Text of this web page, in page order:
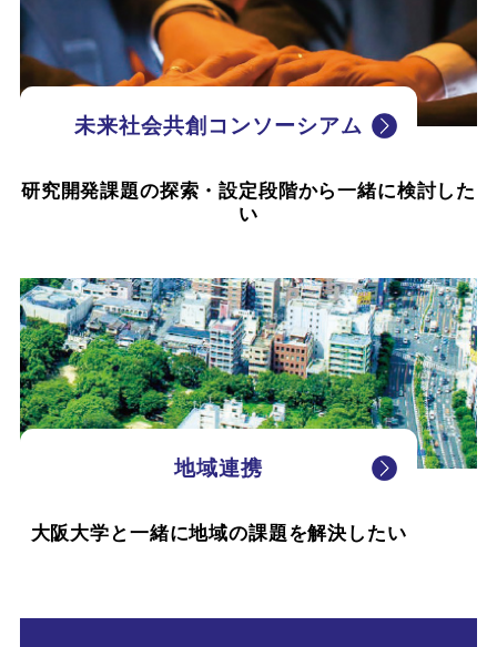
未来社会共創コンソーシアム
研究開発課題の探索・設定段階から一緒に検討した
い
地域連携
大阪大学と一緒に地域の課題を解決したい